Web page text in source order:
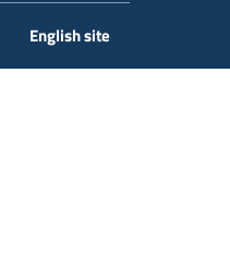
English site